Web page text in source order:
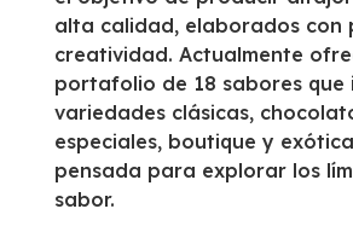
alta calidad, elaborados con
creatividad. Actualmente
portafolio de 18 sabores que
variedades clásicas,
especiales, boutique y
pensada para explorar los
sabor.